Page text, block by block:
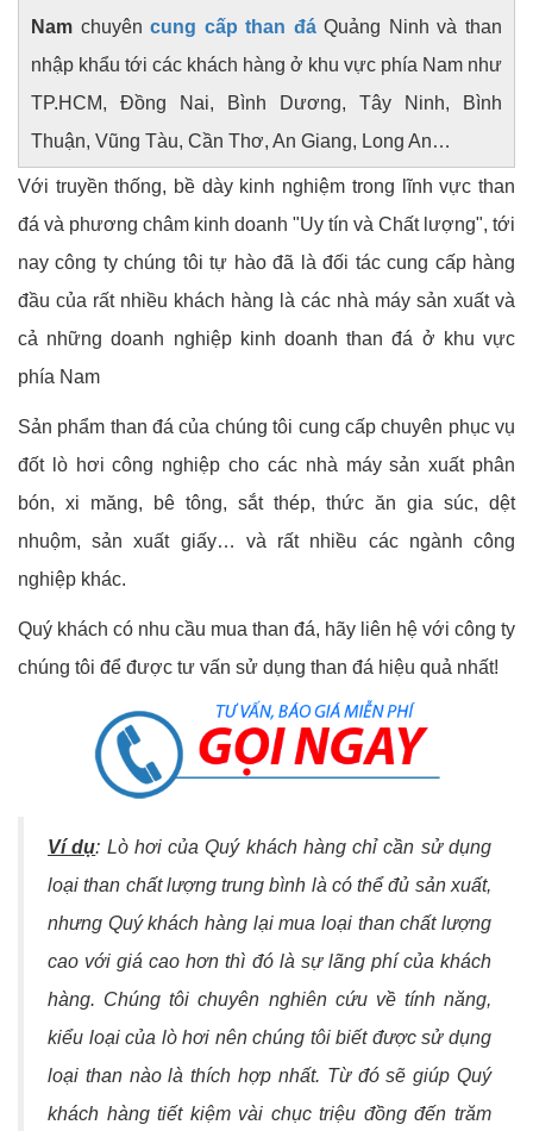
Nam chuyêncung cấp than đáQuảng Ninh và than
nhập khẩu tới các khách hàng ở khu vực phía Nam như
TP.HCM, Đồng Nai, Bình Dương, Tây Ninh, Bình
Thuận, Vũng Tàu, Cần Thơ, An Giang, Long An…
Với truyền thống, bề dày kinh nghiệm trong lĩnh vực than
đá và phương châm kinh doanh "Uy tín và Chất lượng", tới
nay công ty chúng tôi tự hào đã là đối tác cung cấp hàng
đầu của rất nhiều khách hàng là các nhà máy sản xuất và
cả những doanh nghiệp kinh doanh than đá ở khu vực
phía Nam
Sản phẩm than đá của chúng tôi cung cấp chuyên phục vụ
đốt lò hơi công nghiệp cho các nhà máy sản xuất phân
bón, xi măng, bê tông, sắt thép, thức ăn gia súc, dệt
nhuộm, sản xuất giấy… và rất nhiều các ngành công
nghiệp khác.
Quý khách có nhu cầu mua than đá, hãy liên hệ với công ty
chúng tôi để được tư vấn sử dụng than đá hiệu quả nhất!
Ví dụ: Lò hơi của Quý khách hàng chỉ cần sử dụng
loại than chất lượng trung bình là có thể đủ sản xuất,
nhưng Quý khách hàng lại mua loại than chất lượng
cao với giá cao hơn thì đó là sự lãng phí của khách
hàng. Chúng tôi chuyên nghiên cứu về tính năng,
kiểu loại của lò hơi nên chúng tôi biết được sử dụng
loại than nào là thích hợp nhất. Từ đó sẽ giúp Quý
khách hàng tiết kiệm vài chục triệu đồng đến trăm